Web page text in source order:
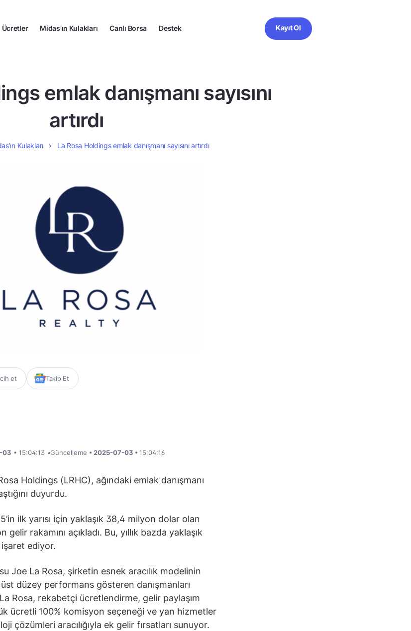
Ücretler Midas’ın Kulakları Canlı Borsa Destek Kayıt Ol
emlak danışmanı sayısını
artırdı
Kulakları La Rosa Holdings emlak danışmanı sayısını artırdı
et Takip Et
03 • 15:04:13 •Güncelleme • 2025-07-03 • 15:04:16
Holdings (LRHC), ağındaki emlak danışmanı
duyurdu.
ilk yarısı için yaklaşık 38,4 milyon dolar olan
rakamını açıkladı. Bu, yıllık bazda yaklaşık
işaret ediyor.
Joe La Rosa, şirketin esnek aracılık modelinin
düzey performans gösteren danışmanları
Rosa, rekabetçi ücretlendirme, gelir paylaşım
ücretli 100% komisyon seçeneği ve yan hizmetler
çözümleri aracılığıyla ek gelir fırsatları sunuyor.